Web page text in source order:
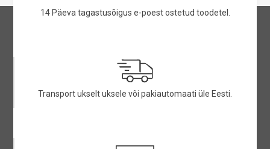
14 Päeva tagastusõigus e-poest ostetud toodetel.
Transport ukselt uksele või pakiautomaati üle Eesti.